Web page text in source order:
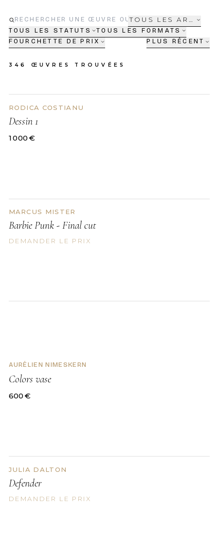
TOUS LES
TOUS LES STATUTS
TOUS LES FORMATS
FOURCHETTE DE PRIX
PLUS RÉCENT
346 ŒUVRES TROUVÉES
RODICA COSTIANU
Dessin 1
1 000€
MARCUS MISTER
Barbie Punk - Final cut
DEMANDER LE PRIX
AURÉLIEN NIMESKERN
Colors vase
600€
JULIA DALTON
Defender
DEMANDER LE PRIX